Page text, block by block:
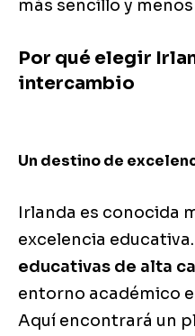
más sencillo y
Por qué elegir
intercambio
Un destino de
Irlanda es conocida
excelencia
educativas de alta
entorno académico
Aquí encontrará un